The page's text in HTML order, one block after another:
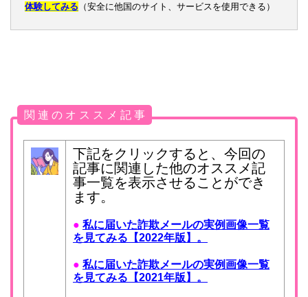
体験してみる （安全に他国のサイト、サービスを使用できる）
関 連 の オ ス ス メ 記 事
下記をクリックすると、今回の
記事に関連した他のオススメ記
事一覧を表示させることができ
ます。
● 私に届いた詐欺メールの実例画像一覧
を見てみる【2022年版】。
● 私に届いた詐欺メールの実例画像一覧
を見てみる【2021年版】。